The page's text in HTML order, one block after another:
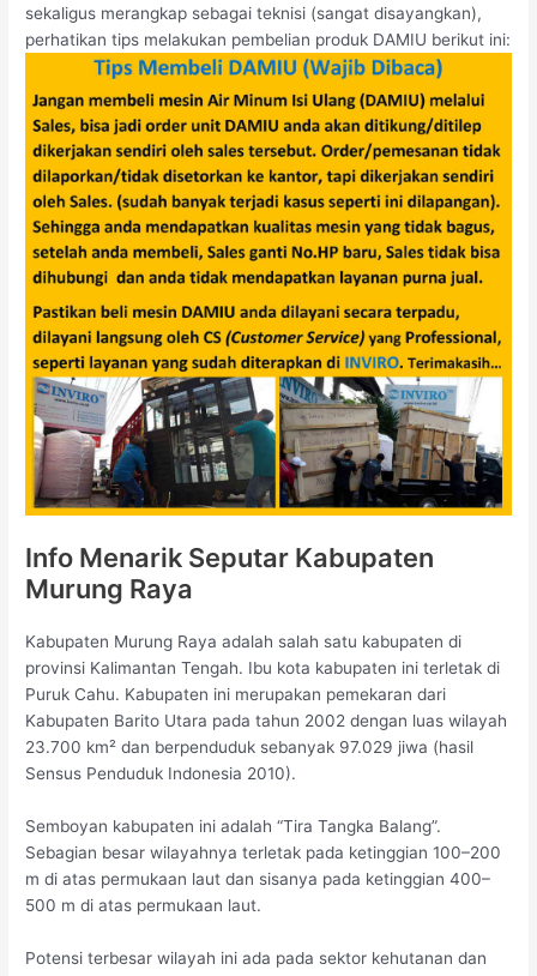
sekaligus merangkap sebagai teknisi (sangat disayangkan),
perhatikan tips melakukan pembelian produk DAMIU berikut ini:
Info Menarik Seputar Kabupaten
Murung Raya
Kabupaten Murung Raya adalah salah satu kabupaten di
provinsi Kalimantan Tengah. Ibu kota kabupaten ini terletak di
Puruk Cahu. Kabupaten ini merupakan pemekaran dari
Kabupaten Barito Utara pada tahun 2002 dengan luas wilayah
23.700 km² dan berpenduduk sebanyak 97.029 jiwa (hasil
Sensus Penduduk Indonesia 2010).
Semboyan kabupaten ini adalah “Tira Tangka Balang”.
Sebagian besar wilayahnya terletak pada ketinggian 100–200
m di atas permukaan laut dan sisanya pada ketinggian 400–
500 m di atas permukaan laut.
Potensi terbesar wilayah ini ada pada sektor kehutanan dan